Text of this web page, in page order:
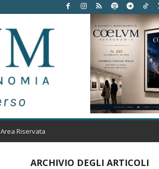
Area Riservata
ARCHIVIO DEGLI ARTICOLI